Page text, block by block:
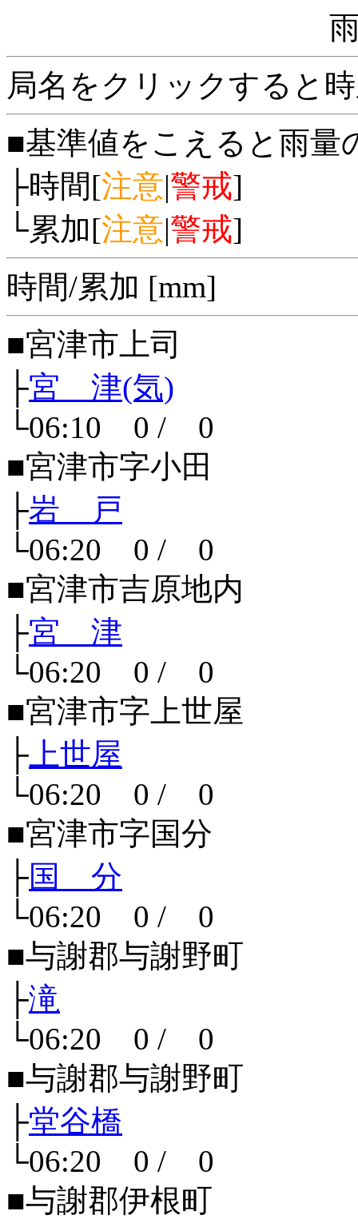
局名をクリックすると
■基準値をこえると雨量
├時間[注意|警戒]
└累加[注意|警戒]
時間/累加 [mm]
■宮津市上司
├宮 津(気)
└06:10 0 / 0
■宮津市字小田
├岩 戸
└06:20 0 / 0
■宮津市吉原地内
├宮 津
└06:20 0 / 0
■宮津市字上世屋
├ 上世屋
└06:20 0 / 0
■宮津市字国分
├国 分
└06:20 0 / 0
■与謝郡与謝野町
├滝
└06:20 0 / 0
■与謝郡与謝野町
├堂谷橋
└06:20 0 / 0
■与謝郡伊根町